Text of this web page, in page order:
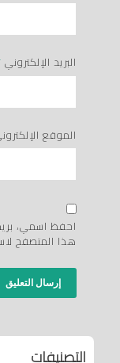
البريد الإلكتروني
الموقع
احفظ اسمي،
هذا المتصفح
التصنيفات